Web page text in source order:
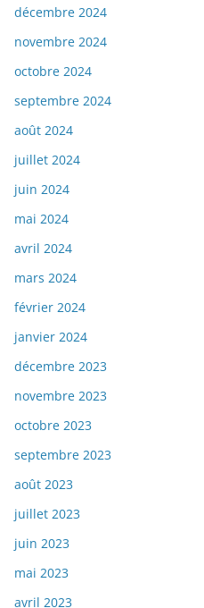
décembre 2024
novembre 2024
octobre 2024
septembre 2024
août 2024
juillet 2024
juin 2024
mai 2024
avril 2024
mars 2024
février 2024
janvier 2024
décembre 2023
novembre 2023
octobre 2023
septembre 2023
août 2023
juillet 2023
juin 2023
mai 2023
avril 2023